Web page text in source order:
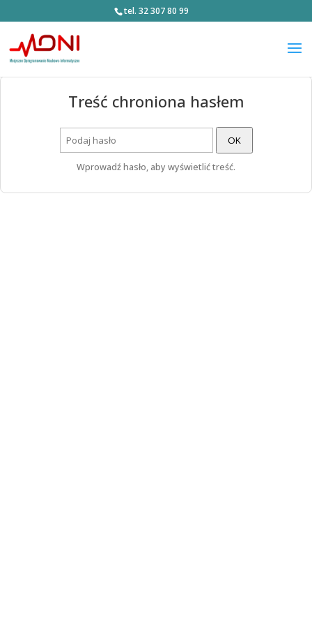
tel. 32 307 80 99
Treść chroniona hasłem
OK
Wprowadź hasło, aby wyświetlić treść.